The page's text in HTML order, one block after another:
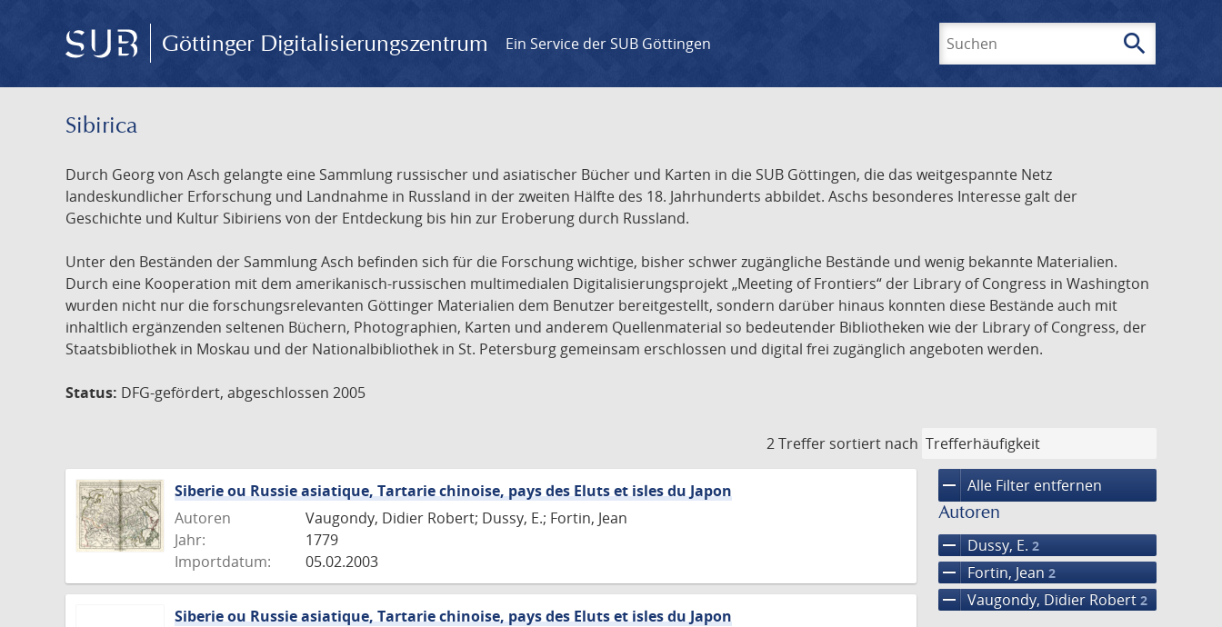
Göttinger Digitalisierungszentrum Ein Service der SUB Göttingen search
Sibirica
Durch Georg von Asch gelangte eine Sammlung russischer und asiatischer Bücher und Karten in die SUB Göttingen, die das weitgespannte Netz
landeskundlicher Erforschung und Landnahme in Russland in der zweiten Hälfte des 18. Jahrhunderts abbildet. Aschs besonderes Interesse galt der
Geschichte und Kultur Sibiriens von der Entdeckung bis hin zur Eroberung durch Russland.
Unter den Beständen der Sammlung Asch befinden sich für die Forschung wichtige, bisher schwer zugängliche Bestände und wenig bekannte Materialien.
Durch eine Kooperation mit dem amerikanisch-russischen multimedialen Digitalisierungsprojekt „Meeting of Frontiers“ der Library of Congress in Washington
wurden nicht nur die forschungsrelevanten Göttinger Materialien dem Benutzer bereitgestellt, sondern darüber hinaus konnten diese Bestände auch mit
inhaltlich ergänzenden seltenen Büchern, Photographien, Karten und anderem Quellenmaterial so bedeutender Bibliotheken wie der Library of Congress, der
Staatsbibliothek in Moskau und der Nationalbibliothek in St. Petersburg gemeinsam erschlossen und digital frei zugänglich angeboten werden.
Status: DFG-gefördert, abgeschlossen 2005
2 Treffer sortiert nach
remove Alle Filter entfernen
Autoren
remove Dussy, E. 2
remove Fortin, Jean 2
remove Vaugondy, Didier Robert 2
Siberie ou Russie asiatique, Tartarie chinoise, pays des Eluts et isles du Japon
Autoren
Vaugondy, Didier Robert; Dussy, E.; Fortin, Jean
Jahr:
1779
Importdatum:
05.02.2003
Siberie ou Russie asiatique, Tartarie chinoise, pays des Eluts et isles du Japon